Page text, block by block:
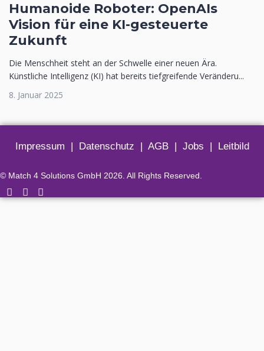
Humanoide Roboter: OpenAIs
Vision für eine KI-gesteuerte
Zukunft
Die Menschheit steht an der Schwelle einer neuen Ära.
Künstliche Intelligenz (KI) hat bereits tiefgreifende Veränderu...
8. Januar 2025
Impressum | Datenschutz | AGB| Jobs | Leitbild
© Match 4 Solutions GmbH 2026. All Rights Reserved.